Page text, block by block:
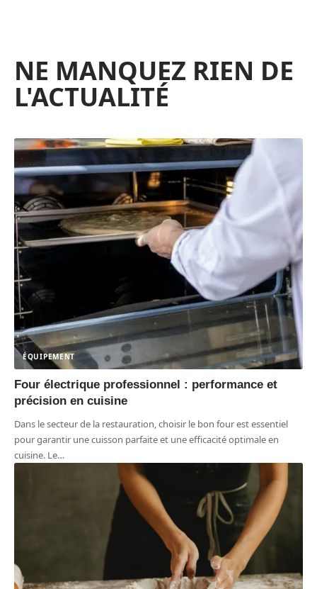
NE MANQUEZ RIEN DE
L'ACTUALITÉ
ÉQUIPEMENT
Four électrique professionnel : performance et
précision en cuisine
Dans le secteur de la restauration, choisir le bon four est essentiel
pour garantir une cuisson parfaite et une efficacité optimale en
cuisine. Le…